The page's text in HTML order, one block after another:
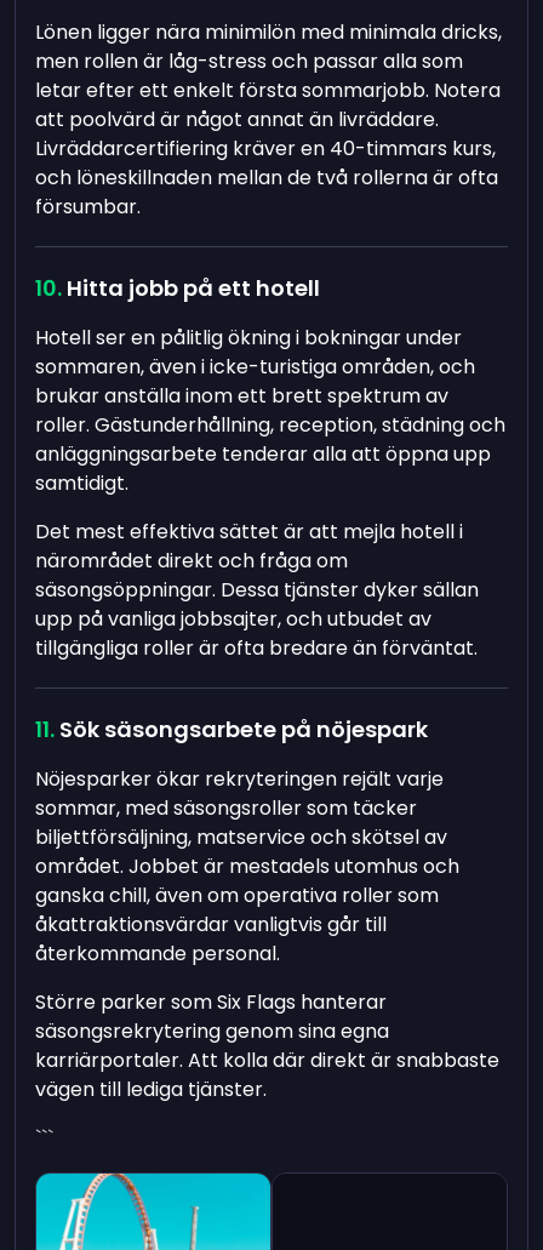
Lönen ligger nära minimilön med minimala dricks,
men rollen är låg-stress och passar alla som
letar efter ett enkelt första sommarjobb. Notera
att poolvärd är något annat än livräddare.
Livräddarcertifiering kräver en 40-timmars kurs,
och löneskillnaden mellan de två rollerna är ofta
försumbar.
Hitta jobb på ett hotell
Hotell ser en pålitlig ökning i bokningar under
sommaren, även i icke-turistiga områden, och
brukar anställa inom ett brett spektrum av
roller. Gästunderhållning, reception, städning och
anläggningsarbete tenderar alla att öppna upp
samtidigt.
Det mest effektiva sättet är att mejla hotell i
närområdet direkt och fråga om
säsongsöppningar. Dessa tjänster dyker sällan
upp på vanliga jobbsajter, och utbudet av
tillgängliga roller är ofta bredare än förväntat.
Sök säsongsarbete på nöjespark
Nöjesparker ökar rekryteringen rejält varje
sommar, med säsongsroller som täcker
biljettförsäljning, matservice och skötsel av
området. Jobbet är mestadels utomhus och
ganska chill, även om operativa roller som
åkattraktionsvärdar vanligtvis går till
återkommande personal.
Större parker som Six Flags hanterar
säsongsrekrytering genom sina egna
karriärportaler. Att kolla där direkt är snabbaste
vägen till lediga tjänster.
```